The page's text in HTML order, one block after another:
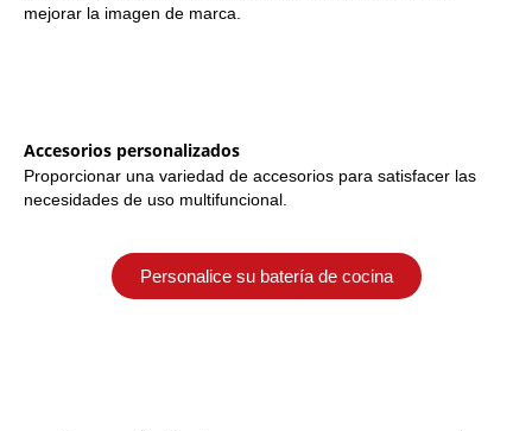
mejorar la imagen de marca.
Accesorios personalizados
Proporcionar una variedad de accesorios para satisfacer las
necesidades de uso multifuncional.
Personalice su batería de cocina